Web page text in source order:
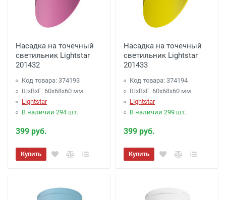
Насадка на точечный
светильник Lightstar
201432
Код товара: 374193
ШхВхГ: 60x68x60 мм
Lightstar
В наличии 294 шт.
399 руб.
Купить
Насадка на точечный
светильник Lightstar
201433
Код товара: 374194
ШхВхГ: 60x68x60 мм
Lightstar
В наличии 299 шт.
399 руб.
Купить